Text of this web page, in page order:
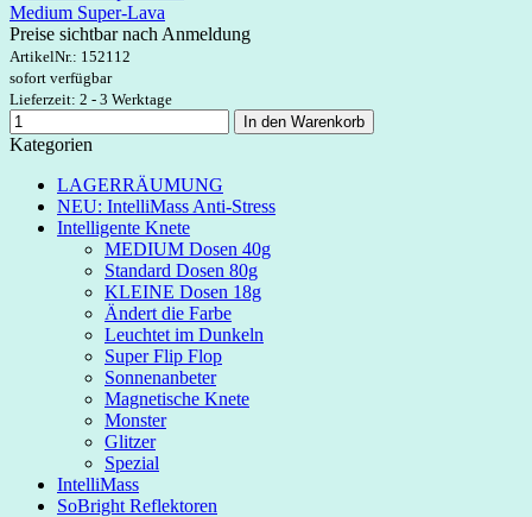
Medium Super-Lava
Preise sichtbar nach Anmeldung
ArtikelNr.: 152112
sofort verfügbar
Lieferzeit: 2 - 3 Werktage
In den Warenkorb
Kategorien
LAGERRÄUMUNG
NEU: IntelliMass Anti-Stress
Intelligente Knete
MEDIUM Dosen 40g
Standard Dosen 80g
KLEINE Dosen 18g
Ändert die Farbe
Leuchtet im Dunkeln
Super Flip Flop
Sonnenanbeter
Magnetische Knete
Monster
Glitzer
Spezial
IntelliMass
SoBright Reflektoren